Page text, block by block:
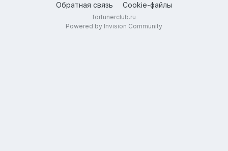
Обратная связь Cookie-файлы
fortunerclub.ru
Powered by Invision Community